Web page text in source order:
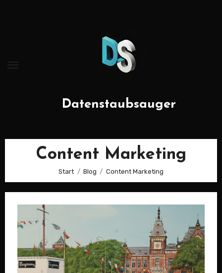
Datenstaubsauger
Content Marketing
Start Blog Content Marketing